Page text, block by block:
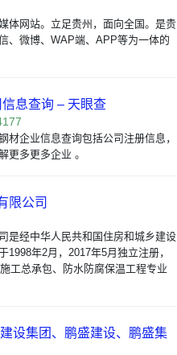
网站。立足贵州，面向全国。是贵
、微博、WAP端、APP等为一体的
息查询 – 天眼查
材企业信息查询包括公司注册信息，
更多更多企业 。
限公司
是经中华人民共和国住房和城乡建设
年2月，2017年5月独立注册，
工总承包、防水防腐保温工程专业
设集团、鹏盛建设、鹏盛集